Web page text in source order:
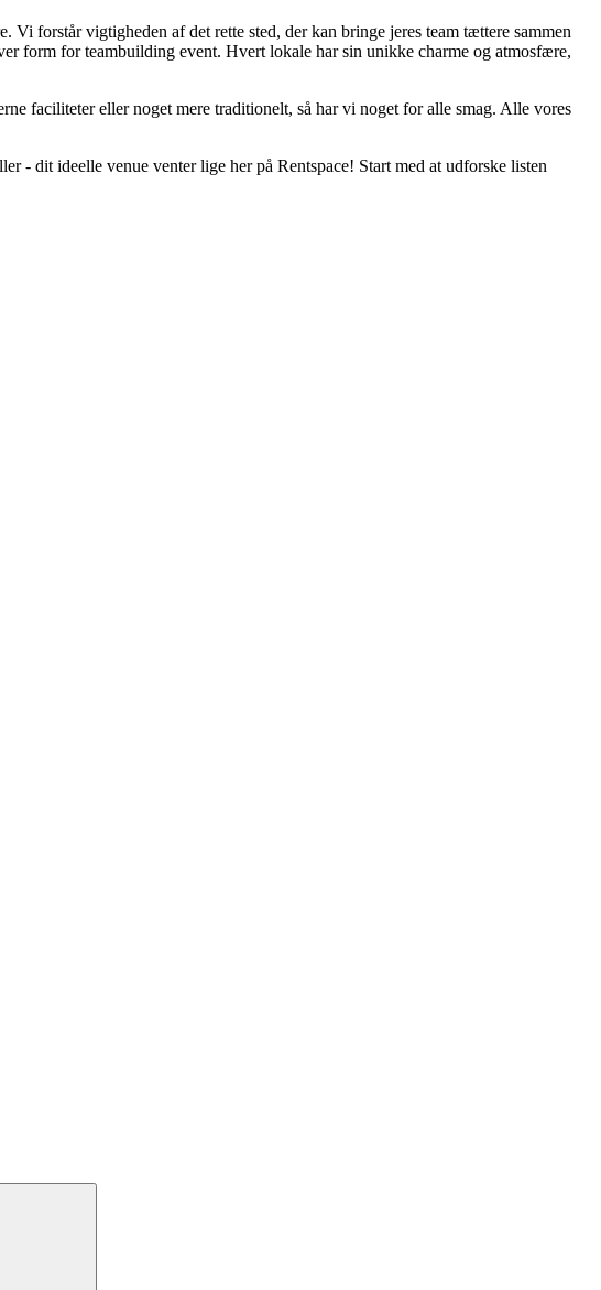
forstår vigtigheden af det rette sted, der kan bringe jeres team tættere sammen
form for teambuilding event. Hvert lokale har sin unikke charme og atmosfære,
faciliteter eller noget mere traditionelt, så har vi noget for alle smag. Alle vores
- dit ideelle venue venter lige her på Rentspace! Start med at udforske listen